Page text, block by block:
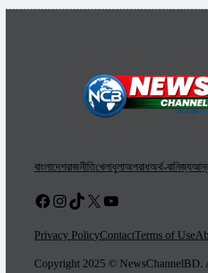
বাংলাদেশরাজনীতিখেলাধুলাঅপরাধঅর্থ-বানিজ্য
Facebook
Instagram
TikTok
X YouTube
Privacy PolicyContactTerms of Use
Copyright 2025 © NewsChannelBD.